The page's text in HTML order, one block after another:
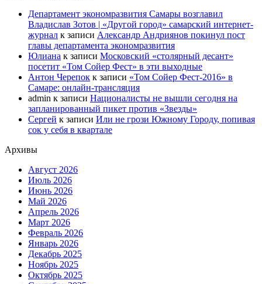
Департамент экономразвития Самары возглавил
Владислав Зотов | «Другой город» самарский интернет-
журнал к записи Александр Андриянов покинул пост
главы департамента экономразвития
Юлиана к записи Московский «столярный десант»
посетит «Том Сойер Фест» в эти выходные
Антон Черепок к записи «Том Сойер Фест-2016» в
Самаре: онлайн-трансляция
admin к записи Националисты не вышли сегодня на
запланированный пикет против «Звезды»
Сергей к записи Или не грози Южному Городу, попивая
сок у себя в квартале
Архивы
Август 2026
Июль 2026
Июнь 2026
Май 2026
Апрель 2026
Март 2026
Февраль 2026
Январь 2026
Декабрь 2025
Ноябрь 2025
Октябрь 2025